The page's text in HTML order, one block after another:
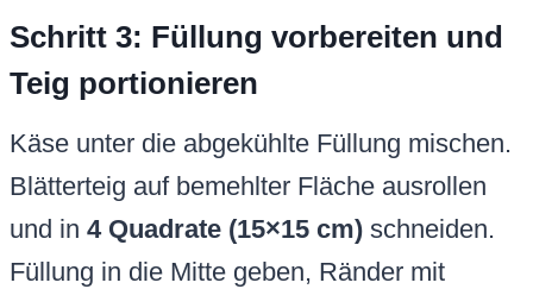
Schritt 3: Füllung vorbereiten und
Teig portionieren
Käse unter die abgekühlte Füllung mischen.
Blätterteig auf bemehlter Fläche ausrollen
und in 4 Quadrate (15×15 cm) schneiden.
Füllung in die Mitte geben, Ränder mit